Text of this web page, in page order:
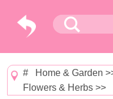
# Home & Garden
Flowers & Herbs >>